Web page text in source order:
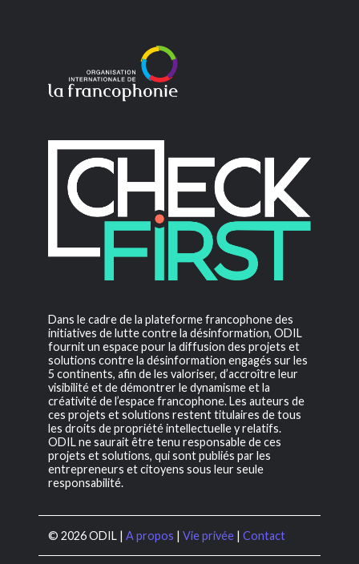
Dans le cadre de la plateforme francophone des
initiatives de lutte contre la désinformation, ODIL
fournit un espace pour la diffusion des projets et
solutions contre la désinformation engagés sur les
5 continents, afin de les valoriser, d’accroître leur
visibilité et de démontrer le dynamisme et la
créativité de l’espace francophone. Les auteurs de
ces projets et solutions restent titulaires de tous
les droits de propriété intellectuelle y relatifs.
ODIL ne saurait être tenu responsable de ces
projets et solutions, qui sont publiés par les
entrepreneurs et citoyens sous leur seule
responsabilité.
© 2026 ODIL | A propos | Vie privée | Contact